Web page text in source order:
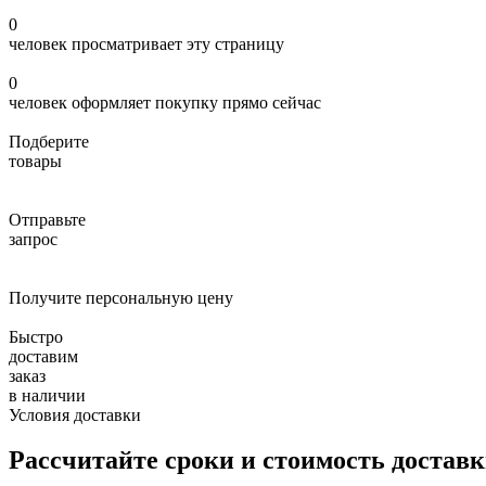
0
человек просматривает эту страницу
0
человек оформляет покупку прямо сейчас
Подберите
товары
Отправьте
запрос
Получите персональную цену
Быстро
доставим
заказ
в наличии
Условия доставки
Рассчитайте сроки и стоимость